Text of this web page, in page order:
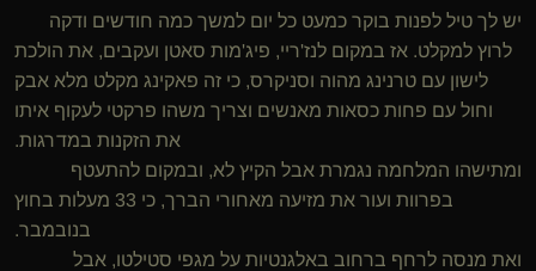
יש לך טיל לפנות בוקר כמעט כל יום למשך כמה חודשים ודקה
לרוץ למקלט. אז במקום לנז'ריי, פיג'מות סאטן ועקבים, את הולכת
לישון עם טרנינג מהוה וסניקרס, כי זה פאקינג מקלט מלא אבק
וחול עם פחות כסאות מאנשים וצריך משהו פרקטי לעקוף איתו
את הזקנות במדרגות.
ומתישהו המלחמה נגמרת אבל הקיץ לא, ובמקום להתעטף
בפרוות ועור את מזיעה מאחורי הברך, כי 33 מעלות בחוץ
בנובמבר.
ואת מנסה לרחף ברחוב באלגנטיות על מגפי סטילטו, אבל